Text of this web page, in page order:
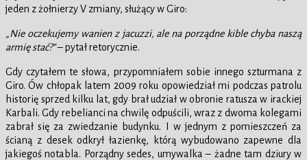
jeden z żołnierzy V zmiany, służący w Giro:
„Nie oczekujemy wanien z jacuzzi, ale na porządne kible chyba naszą
armię stać?”– pytał retorycznie.
Gdy czytałem te słowa, przypomniałem sobie innego szturmana z
Giro. Ów chłopak latem 2009 roku opowiedział mi podczas patrolu
historię sprzed kilku lat, gdy brał udział w obronie ratusza w irackiej
Karbali. Gdy rebelianci na chwilę odpuścili, wraz z dwoma kolegami
zabrał się za zwiedzanie budynku. I w jednym z pomieszczeń za
ścianą z desek odkrył łazienkę, którą wybudowano zapewne dla
jakiegoś notabla. Porządny sedes, umywalka – żadne tam dziury w